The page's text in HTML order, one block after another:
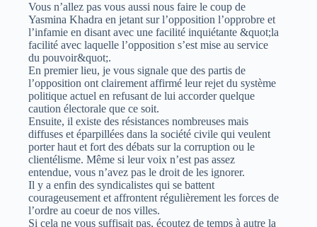
Vous n’allez pas vous aussi nous faire le coup de
Yasmina Khadra en jetant sur l’opposition l’opprobre et
l’infamie en disant avec une facilité inquiétante &quot;la
facilité avec laquelle l’opposition s’est mise au service
du pouvoir&quot;.
En premier lieu, je vous signale que des partis de
l’opposition ont clairement affirmé leur rejet du système
politique actuel en refusant de lui accorder quelque
caution électorale que ce soit.
Ensuite, il existe des résistances nombreuses mais
diffuses et éparpillées dans la société civile qui veulent
porter haut et fort des débats sur la corruption ou le
clientélisme. Même si leur voix n’est pas assez
entendue, vous n’avez pas le droit de les ignorer.
Il y a enfin des syndicalistes qui se battent
courageusement et affrontent régulièrement les forces de
l’ordre au coeur de nos villes.
Si cela ne vous suffisait pas, écoutez de temps à autre la